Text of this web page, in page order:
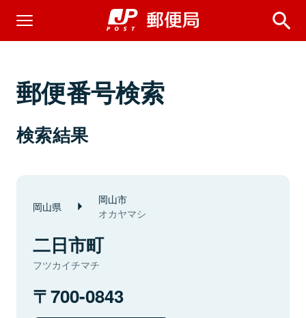
郵便番号検索
検索結果
岡山県 岡山市
オカヤマシ
二日市町
フツカイチマチ
700-0843